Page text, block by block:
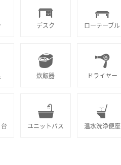
デスク ローテーブル
炊飯器 ドライヤー
ユニットバス 温水洗浄便座